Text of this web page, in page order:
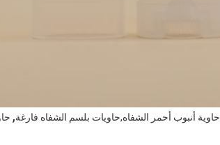
حاوية أنبوب أحمر الشفاه,حاويات بلسم الشفاه فارغة,